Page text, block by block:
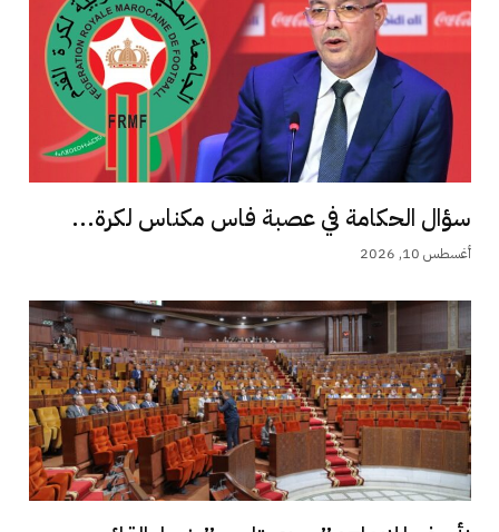
سؤال الحكامة في عصبة فاس مكناس لكرة...
أغسطس 10, 2026